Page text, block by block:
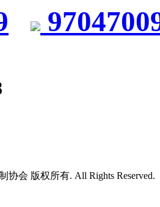
协会 版权所有. All Rights